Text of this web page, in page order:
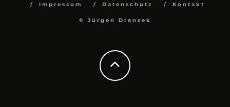
Impressum
Datenschutz Kontakt
© Jürgen Drensek